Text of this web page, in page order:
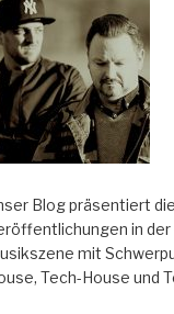
Blog präsentiert
in
mit
Tech-House und